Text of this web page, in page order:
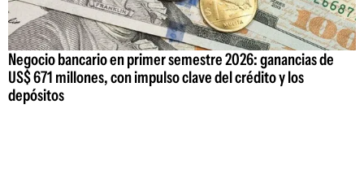
Negocio bancario en primer semestre 2026: ganancias de
US$ 671 millones, con impulso clave del crédito y los
depósitos